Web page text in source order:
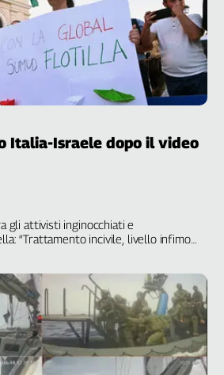
Italia-Israele dopo il video
gli attivisti inginocchiati e
“Trattamento incivile, livello infimo”.